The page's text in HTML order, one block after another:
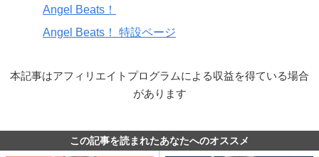
Angel Beats！
Angel Beats！ 特設ページ
本記事はアフィリエイトプログラムによる収益を得ている場合
があります
この記事を読まれたあなたへのオススメ